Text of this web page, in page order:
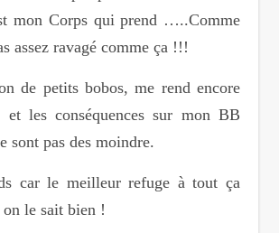
mon Corps qui prend …..Comme
assez ravagé comme ça !!!
de petits bobos, me rend encore
les conséquences sur mon BB
sont pas des moindre.
car le meilleur refuge à tout ça
on le sait bien !